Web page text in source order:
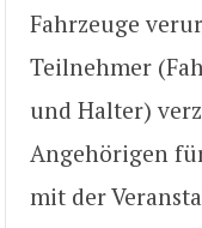
Fahrzeuge
Teilnehmer
und Halter)
Angehörigen
mit der